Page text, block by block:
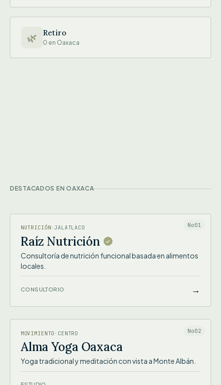
🌿 Retiro
0 en Oaxaca
DESTACADOS EN OAXACA
No01
NUTRICIÓN·JALATLACO
Raíz Nutrición
Consultoría de nutrición funcional basada en alimentos
locales.
CONSULTORIO →
ALMA YOGA OAXACA
No02
MOVIMIENTO · CENTRO
Alma Yoga Oaxaca
Yoga tradicional y meditación con vista a Monte Albán.